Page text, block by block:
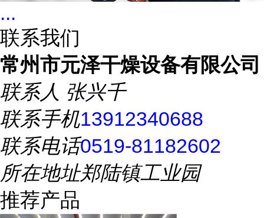
...
联系我们
常州市元泽干燥设备有限公司
联系人 张兴千
联系手机13912340688
联系电话0519-81182602
所在地址郑陆镇工业园
推荐产品